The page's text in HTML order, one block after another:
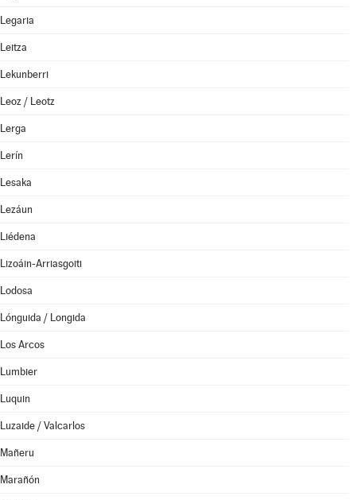
Legaria
Leitza
Lekunberri
Leoz / Leotz
Lerga
Lerín
Lesaka
Lezáun
Liédena
Lizoáin-Arriasgoiti
Lodosa
Lónguida / Longida
Los Arcos
Lumbier
Luquin
Luzaide / Valcarlos
Mañeru
Marañón